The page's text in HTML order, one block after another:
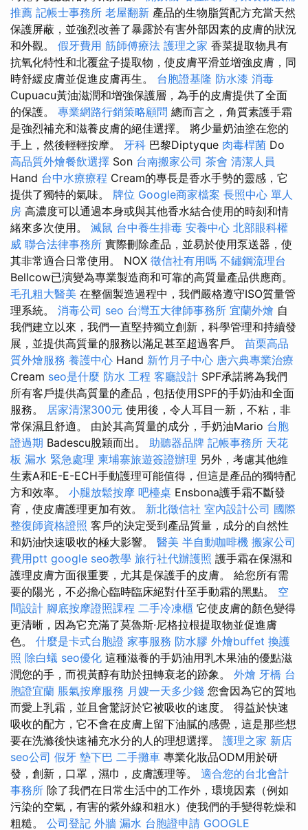
推薦 記帳士事務所 老屋翻新 產品的生物脂質配方充當天然
保護屏蔽，並強烈改善了暴露於有害外部因素的皮膚的狀況
和外觀。 假牙費用 筋師傅療法 護理之家 香菜提取物具有
抗氧化特性和北覆盆子提取物，使皮膚平滑並增強皮膚，同
時舒緩皮膚並促進皮膚再生。 台胞證基隆 防水漆 消毒
Cupuacu黃油滋潤和增強保護層，為手的皮膚提供了全面
的保護。 專業網路行銷策略顧問 總而言之，角質素護手霜
是強烈補充和滋養皮膚的絕佳選擇。 將少量奶油塗在您的
手上，然後輕輕按摩。 牙科 巴黎Diptyque 肉毒桿菌 Do
高品質外燴餐飲選擇 Son 台南搬家公司 茶會 清潔人員
Hand 台中水療療程 Cream的專長是香水手勢的靈感，它
提供了獨特的氣味。 牌位 Google商家檔案 長照中心 單人
房 高濃度可以通過本身或與其他香水結合使用的時刻和情
緒來多次使用。 滅鼠 台中養生排毒 安養中心 北部眼科權
威 聯合法律事務所 實際刪除產品，並易於使用泵送器，使
其非常適合日常使用。 NOX 徵信社有用嗎 不鏽鋼流理台
Bellcow已演變為專業製造商和可靠的高質量產品供應商。
毛孔粗大醫美 在整個製造過程中，我們嚴格遵守ISO質量管
理系統。 消毒公司 seo 台灣五大律師事務所 宜蘭外燴 自
我們建立以來，我們一直堅持獨立創新，科學管理和持續發
展，並提供高質量的服務以滿足甚至超過客戶。 苗栗高品
質外燴服務 養護中心 Hand 新竹月子中心 唐六典專業治療
Cream seo是什麼 防水 工程 客廳設計 SPF承諾將為我們
所有客戶提供高質量的產品，包括使用SPF的手奶油和全面
服務。 居家清潔300元 使用後，令人耳目一新，不粘，非
常保濕且舒適。 由於其高質量的成分，手奶油Mario 台胞
證過期 Badescu脫穎而出。 助聽器品牌 記帳事務所 天花
板 漏水 緊急處理 柬埔寨旅遊簽證辦理 另外，考慮其他維
生素A和E-E-ECH手動護理可能值得，但這是產品的獨特配
方和效率。 小腿放鬆按摩 吧檯桌 Ensbona護手霜不斷發
育，使皮膚護理更加有效。 新北徵信社 室內設計公司 國際
整復師資格證照 客戶的決定受到產品質量，成分的自然性
和奶油快速吸收的極大影響。 醫美 半自動咖啡機 搬家公司
費用ptt google seo教學 旅行社代辦護照 護手霜在保濕和
護理皮膚方面很重要，尤其是保護手的皮膚。 給您所有需
要的陽光，不必擔心臨時臨床絕對什至手動霜的黑點。 空
間設計 腳底按摩證照課程 二手冷凍櫃 它使皮膚的顏色變得
更清晰，因為它充滿了莫魯斯·尼格拉根提取物並促進膚
色。 什麼是卡式台胞證 家事服務 防水膠 外燴buffet 換護
照 除白蟻 seo優化 這種滋養的手奶油用乳木果油的優點滋
潤您的手，而視黃醇有助於扭轉衰老的跡象。 外燴 牙橋 台
胞證宜蘭 脹氣按摩服務 月嫂一天多少錢 您會因為它的質地
而愛上乳霜，並且會驚訝於它被吸收的速度。 得益於快速
吸收的配方，它不會在皮膚上留下油膩的感覺，這是那些想
要在洗滌後快速補充水分的人的理想選擇。 護理之家 新店
seo公司 假牙 墊下巴 二手攤車 專業化妝品ODM用於研
發，創新，口罩，濕巾，皮膚護理等。 適合您的台北會計
事務所 除了我們在日常生活中的工作外，環境因素（例如
污染的空氣，有害的紫外線和粗水）使我們的手變得乾燥和
粗糙。 公司登記 外牆 漏水 台胞證申請 GOOGLE